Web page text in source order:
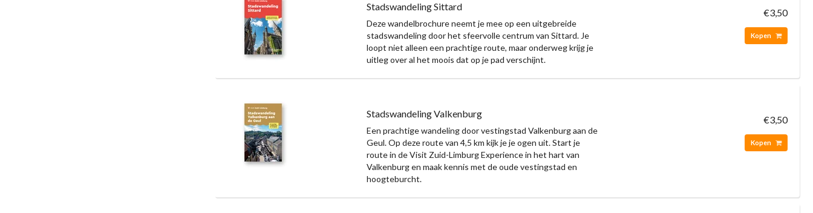
Stadswandeling Sittard
Deze wandelbrochure neemt je mee op een uitgebreide
stadswandeling door het sfeervolle centrum van Sittard. Je
loopt niet alleen een prachtige route, maar onderweg krijg je
uitleg over al het moois dat op je pad verschijnt.
€3,50
Kopen
Stadswandeling Valkenburg
Een prachtige wandeling door vestingstad Valkenburg aan de
Geul. Op deze route van 4,5 km kijk je je ogen uit. Start je
route in de Visit Zuid-Limburg Experience in het hart van
Valkenburg en maak kennis met de oude vestingstad en
hoogteburcht.
€3,50
Kopen